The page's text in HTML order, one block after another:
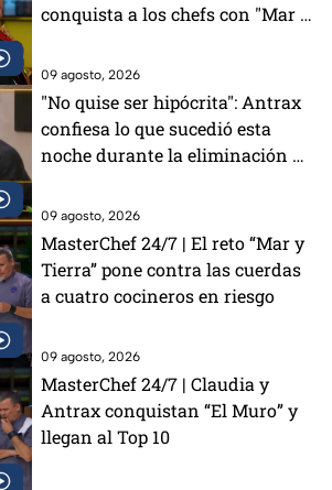
conquista a los chefs con "Mar y
09 agosto, 2026
"No quise ser hipócrita": Antrax
confiesa lo que sucedió esta
noche durante la eliminación de
09 agosto, 2026
MasterChef 24/7 | El reto “Mar y
Tierra” pone contra las cuerdas
a cuatro cocineros en riesgo
09 agosto, 2026
MasterChef 24/7 | Claudia y
Antrax conquistan “El Muro” y
llegan al Top 10